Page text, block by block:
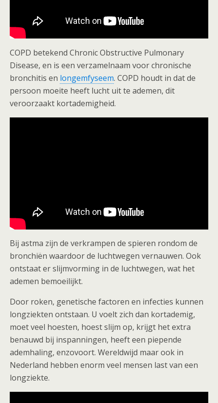
COPD betekend Chronic Obstructive Pulmonary
Disease, en is een verzamelnaam voor chronische
bronchitis en longemfyseem. COPD houdt in dat de
persoon moeite heeft lucht uit te ademen, dit
veroorzaakt kortademigheid.
Bij astma zijn de verkrampen de spieren rondom de
bronchiën waardoor de luchtwegen vernauwen. Ook
ontstaat er slijmvorming in de luchtwegen, wat het
ademen bemoeilijkt.
Door roken, genetische factoren en infecties kunnen
longziekten ontstaan. U voelt zich dan kortademig,
moet veel hoesten, hoest slijm op, krijgt het extra
benauwd bij inspanningen, heeft een piepende
ademhaling, enzovoort. Wereldwijd maar ook in
Nederland hebben enorm veel mensen last van een
longziekte.